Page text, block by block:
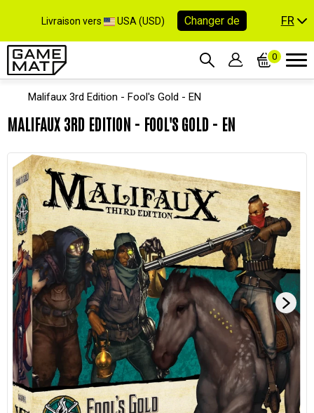
Livraison vers USA (USD) Changer de FR
0
Malifaux 3rd Edition - Fool's Gold - EN
MALIFAUX 3RD EDITION - FOOL'S GOLD - EN